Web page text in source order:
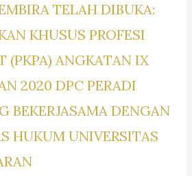
TELAH DIBUKA:
KHUSUS PROFESI
(PKPA) ANGKATAN IX
2020 DPC PERADI
BEKERJASAMA DENGAN
HUKUM UNIVERSITAS